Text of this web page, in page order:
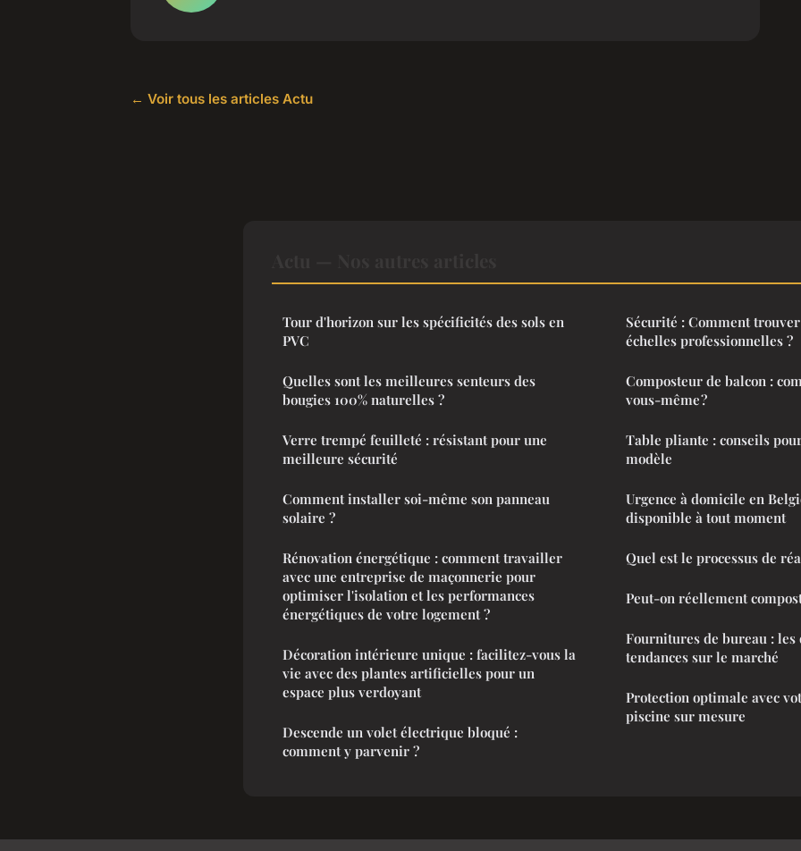
← Voir tous les articles Actu
Tour d'horizon sur les spécificités des sols en
PVC
Quelles sont les meilleures senteurs des
bougies 100% naturelles ?
Verre trempé feuilleté : résistant pour une
meilleure sécurité
Comment installer soi-même son panneau
solaire ?
Rénovation énergétique : comment travailler
avec une entreprise de maçonnerie pour
optimiser l'isolation et les performances
énergétiques de votre logement ?
Décoration intérieure unique : facilitez-vous la
vie avec des plantes artificielles pour un
espace plus verdoyant
Descende un volet électrique bloqué :
comment y parvenir ?
Sécurité : Comment
échelles professionnelles ?
Composteur de balcon :
vous-même ?
Table pliante : conseils
modèle
Urgence à domicile en
disponible à tout moment
Quel est le processus de
Peut-on réellement
Fournitures de bureau : les
tendances sur le marché
Protection optimale avec
piscine sur mesure